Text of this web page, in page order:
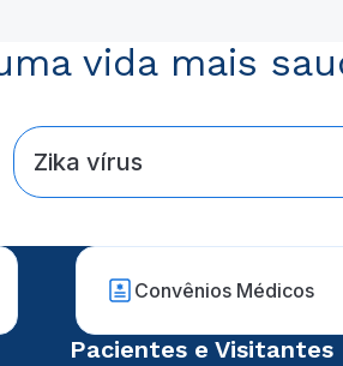
vida mais
Zika vírus
Convênios Médicos
Pacientes e Visitantes